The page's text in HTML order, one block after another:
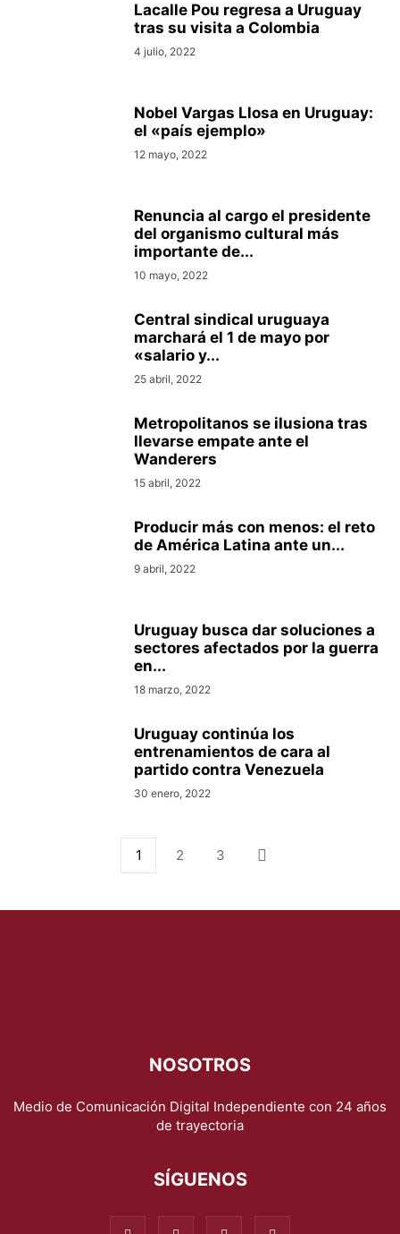
Lacalle Pou regresa a Uruguay
tras su visita a Colombia
4 julio, 2022
Nobel Vargas Llosa en Uruguay:
el «país ejemplo»
12 mayo, 2022
Renuncia al cargo el presidente
del organismo cultural más
importante de...
10 mayo, 2022
Central sindical uruguaya
marchará el 1 de mayo por
«salario y...
25 abril, 2022
Metropolitanos se ilusiona tras
llevarse empate ante el
Wanderers
15 abril, 2022
Producir más con menos: el reto
de América Latina ante un...
9 abril, 2022
Uruguay busca dar soluciones a
sectores afectados por la guerra
en...
18 marzo, 2022
Uruguay continúa los
entrenamientos de cara al
partido contra Venezuela
30 enero, 2022
1 2 3
NOSOTROS
Medio de Comunicación Digital Independiente con 24 años
de trayectoria
SÍGUENOS